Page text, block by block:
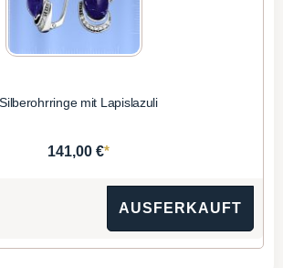
Silberohrringe mit Lapislazuli
141,00 €*
AUSFERKAUFT